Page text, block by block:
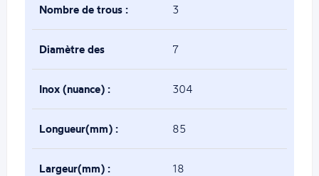
Nombre de trous : 3
Diamètre des
trous(mm) :
7
Inox (nuance) : 304
Longueur(mm) : 85
Largeur(mm) : 18